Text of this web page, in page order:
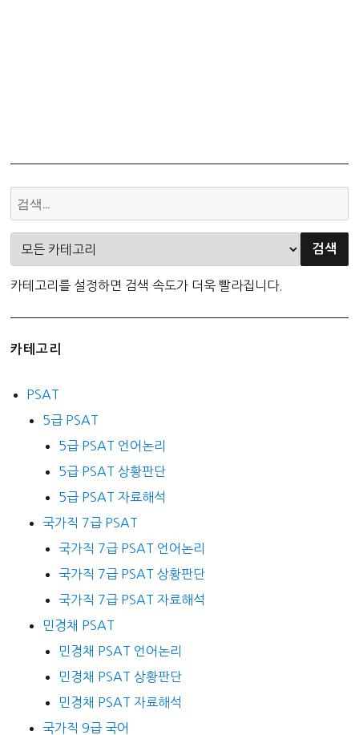
카테고리를 설정하면 검색 속도가 더욱 빨라집니다.
카테고리
PSAT
5급 PSAT
5급 PSAT 언어논리
5급 PSAT 상황판단
5급 PSAT 자료해석
국가직 7급 PSAT
국가직 7급 PSAT 언어논리
국가직 7급 PSAT 상황판단
국가직 7급 PSAT 자료해석
민경채 PSAT
민경채 PSAT 언어논리
민경채 PSAT 상황판단
민경채 PSAT 자료해석
국가직 9급 국어